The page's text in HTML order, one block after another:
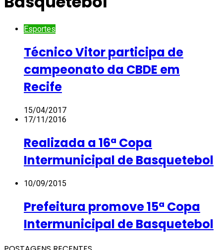
Esportes
Técnico Vitor participa de
campeonato da CBDE em
Recife
15/04/2017
17/11/2016
Realizada a 16ª Copa
Intermunicipal de Basquetebol
10/09/2015
Prefeitura promove 15ª Copa
Intermunicipal de Basquetebol